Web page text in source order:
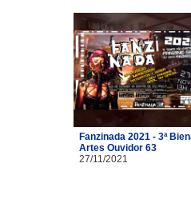
Fanzinada 2021 - 3ª
Artes Ouvidor 63
27/11/2021